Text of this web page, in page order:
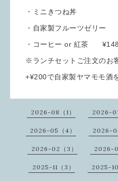
・ミニきつね丼
・自家製フルーツゼリー
・コーヒー or 紅茶
※ランチセットご注文のお
+¥200で自家製ヤマモモ酒
2026-08（1） 2026-
2026-05（4） 2026-
2026-02（3） 2026-
2025-11（3） 2025-10